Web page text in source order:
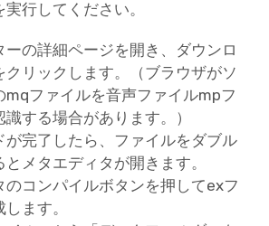
行してください。
ーの詳細ページを開き、ダウンロ
クリックします。（ブラウザがソ
mqファイルを音声ファイルmpフ
識する場合があります。）
が完了したら、ファイルをダブル
メタエディタが開きます。
のコンパイルボタンを押してexフ
ます。